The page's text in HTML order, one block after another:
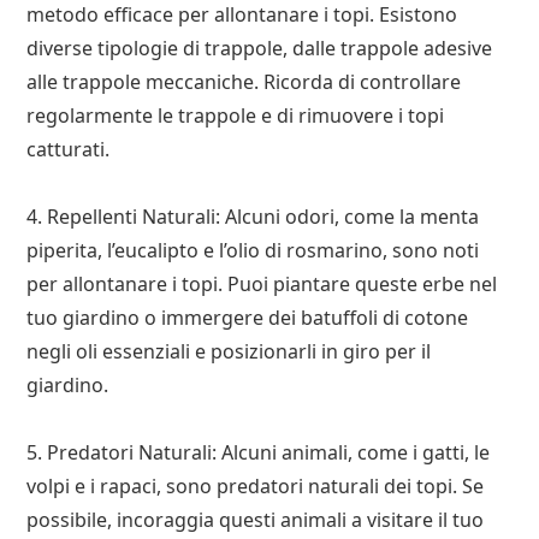
metodo efficace per allontanare i topi. Esistono
diverse tipologie di trappole, dalle trappole adesive
alle trappole meccaniche. Ricorda di controllare
regolarmente le trappole e di rimuovere i topi
catturati.
4. Repellenti Naturali: Alcuni odori, come la menta
piperita, l’eucalipto e l’olio di rosmarino, sono noti
per allontanare i topi. Puoi piantare queste erbe nel
tuo giardino o immergere dei batuffoli di cotone
negli oli essenziali e posizionarli in giro per il
giardino.
5. Predatori Naturali: Alcuni animali, come i gatti, le
volpi e i rapaci, sono predatori naturali dei topi. Se
possibile, incoraggia questi animali a visitare il tuo